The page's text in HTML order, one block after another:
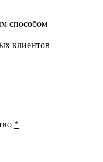
способом
клиентов
*